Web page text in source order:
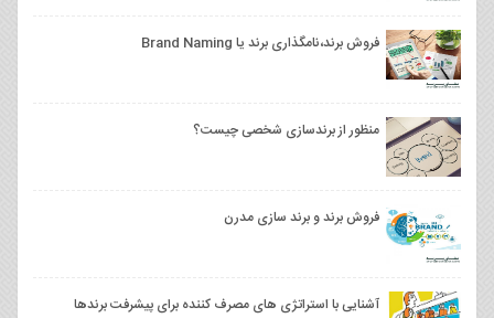
فروش برند،نامگذاری برند یا Brand Naming
منظور از برندسازی شخصی چیست؟
فروش برند و برند سازی مدرن
آشنایی با استراتژی های مصرف کننده برای پیشرفت برندها